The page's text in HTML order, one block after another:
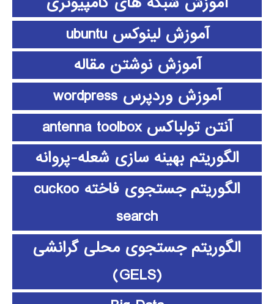
آموزش لینوکس ubuntu
آموزش نوشتن مقاله
آموزش وردپرس wordpress
آنتن تولباکس antenna toolbox
الگوریتم بهینه سازی شعله-پروانه
الگوریتم جستجوی فاخته cuckoo
search
الگوریتم جستجوی محلی گرانشی
(GELS)